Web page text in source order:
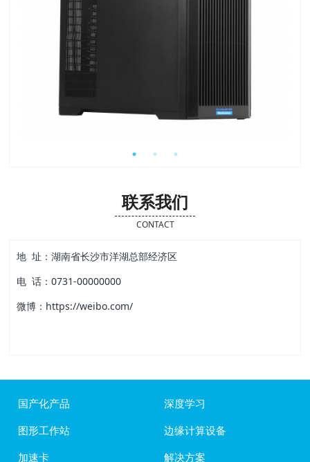
联系我们
CONTACT
地 址：湖南省长沙市洋湖总部经济区
电 话：0731-00000000
微博：https://weibo.com/
国产化产品
深度学习
图形工作站
边缘计算设备
加速卡
解决方案